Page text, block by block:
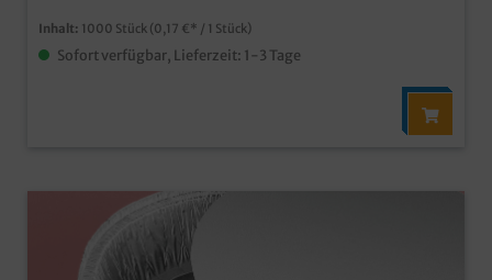
Inhalt: 1000 Stück (0,17 €* / 1 Stück)
Sofort verfügbar, Lieferzeit: 1-3 Tage